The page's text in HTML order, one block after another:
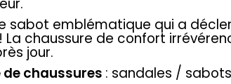
sabot emblématique qui a
La chaussure de confort
jour.
de chaussures : sandales /